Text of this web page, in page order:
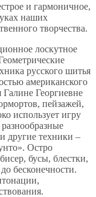
и гармоничное,
наших
творчества.
лоскутное
русского шитья
американского
Галине Георгиевне
пейзажей,
использует игру
другие техники –
Остро
бусы, блестки,
бесконечности.